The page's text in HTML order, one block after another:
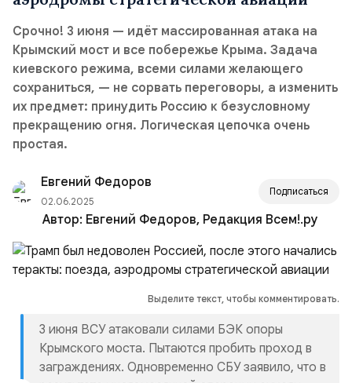
Срочно! 3 июня — идёт массированная атака на
Крымский мост и все побережье Крыма. Задача
киевского режима, всеми силами желающего
сохраниться, — не сорвать переговоры, а изменить
их предмет: принудить Россию к безусловному
прекращению огня. Логическая цепочка очень
простая.
Евгений Федоров
02.06.2025
Подписаться
Автор: Евгений Федоров, Редакция Всем!.ру
Выделите текст, чтобы комментировать.
3 июня ВСУ атаковали силами БЭК опоры
Крымского моста. Пытаются пробить проход в
заграждениях. Одновременно СБУ заявило, что в